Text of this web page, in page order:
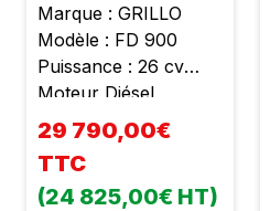
Marque : GRILLO
Modèle : FD 900
Puissance : 26 cv
Moteur Diésel
Yanmar 3 cylindres
Cylindrée : 1126 cc
Poids : 970 kg
Largeur de coupe :
29 790,00€
TTC
(24 825,00€ HT)